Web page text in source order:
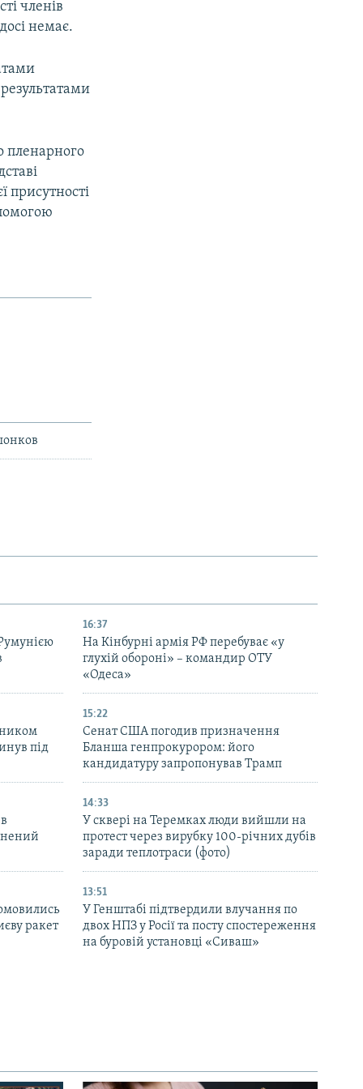
членів
немає.
пленарного
присутності
16:37
На Кінбурні армія РФ перебуває «у
глухій обороні» – командир ОТУ
«Одеса»
під
15:22
Сенат США погодив призначення
Бланша генпрокурором: його
кандидатуру запропонував Трамп
14:33
У сквері на Теремках люди вийшли на
протест через вирубку 100-річних дубів
заради теплотраси (фото)
ракет
13:51
У Генштабі підтвердили влучання по
двох НПЗ у Росії та посту спостереження
на буровій установці «Сиваш»